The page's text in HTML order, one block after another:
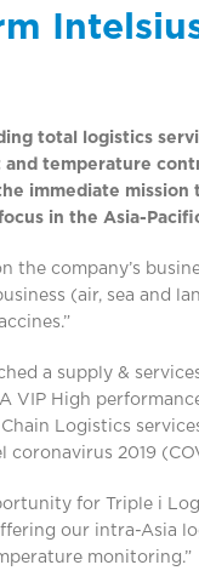
total logistics
and temperature
immediate
in the Asia-
the company’s
(air, sea and
a supply &
High
Logistics
2019
for Triple i
our intra-Asia
monitoring.”